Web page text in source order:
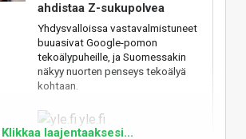
ahdistaa Z-sukupolvea
Yhdysvalloissa vastavalmistuneet
buuasivat Google-pomon
tekoälypuheille, ja Suomessakin
näkyy nuorten penseys tekoälyä
kohtaan.
yle.fi
Klikkaa laajentaaksesi...